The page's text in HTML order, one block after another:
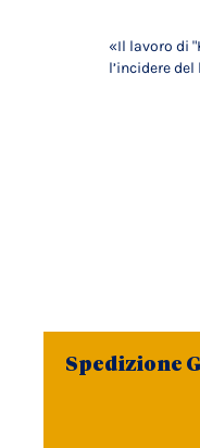
«Il lavoro di
l’incidere
Spedizione